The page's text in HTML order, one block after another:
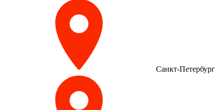
Санкт-Петербург